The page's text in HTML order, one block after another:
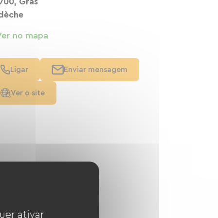
no mapa
Ligar Enviar mensagem
Ver o site
ativar